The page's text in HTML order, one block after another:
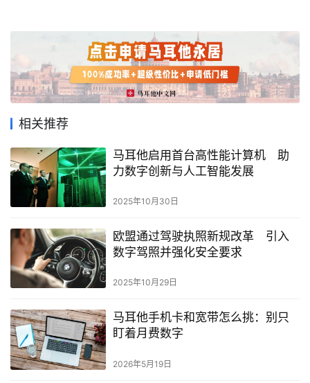
他
移
留
学
教
网
址
相关推荐
马耳他启用首台高性能计算机 助
力数字创新与人工智能发展
2025年10月30日
欧盟通过驾驶执照新规改革 引入
数字驾照并强化安全要求
2025年10月29日
马耳他手机卡和宽带怎么挑：别只
盯着月费数字
2026年5月19日